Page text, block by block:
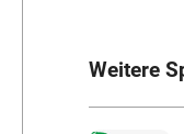
Weitere